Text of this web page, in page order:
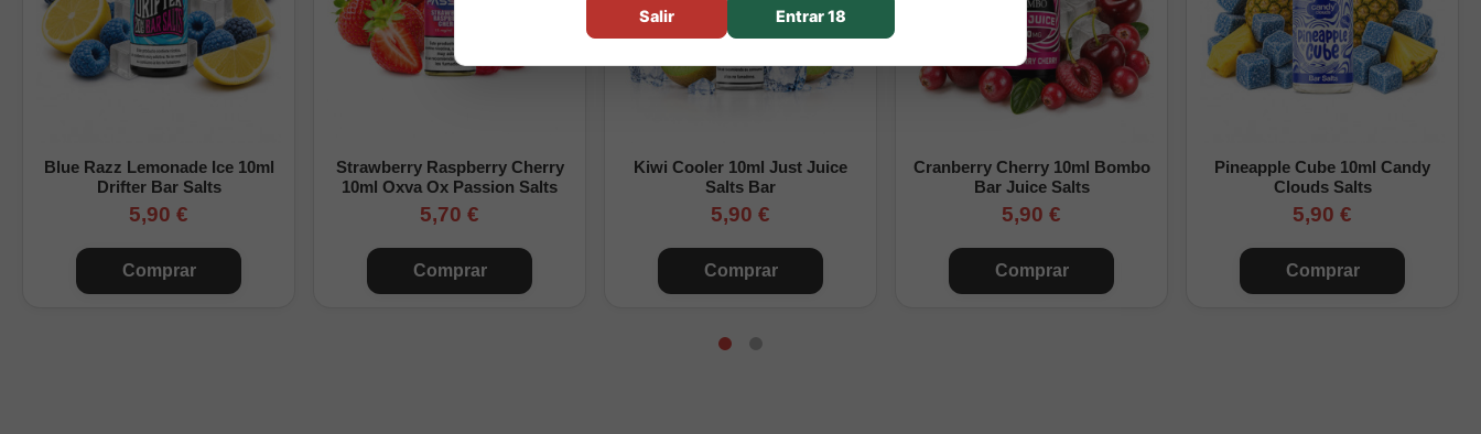
Blue Razz Lemonade Ice 10ml
Drifter Bar Salts
5,90 €
Comprar
Strawberry Raspberry Cherry
10ml Oxva Ox Passion Salts
5,70 €
Comprar
Kiwi Cooler 10ml Just Juice
Salts Bar
5,90 €
Comprar
Cranberry Cherry 10ml Bombo
Bar Juice Salts
5,90 €
Comprar
Pineapple Cube 10ml Candy
Clouds Salts
5,90 €
Comprar
Salir Entrar 18